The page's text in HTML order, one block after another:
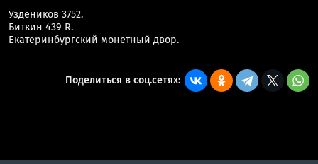
Уздеников 3752.
Биткин 439 R.
Екатеринбургский монетный двор.
Поделиться в соц.сетях: